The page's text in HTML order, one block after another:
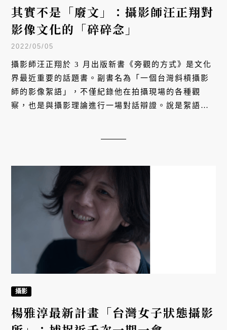
其實不是「廢文」：攝影師汪正翔對
影像文化的「碎碎念」
2022/05/05
攝影師汪正翔於 3 月出版新書《旁觀的方式》是文化
界最近重要的話題書。副書名為「一個台灣斜槓攝影
師的影像絮語」，不僅紀錄他在拍攝現場的各種觀
察，也是與攝影理論進行一場對話辯證。說是絮語，
攝影
楊雅淳最新計畫「台灣女子狀態攝影